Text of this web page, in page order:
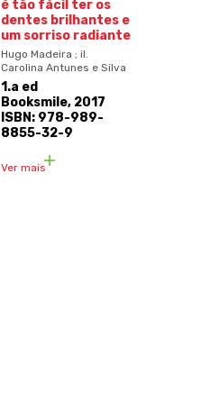
é tão fácil ter os
dentes brilhantes e
um sorriso radiante
Hugo Madeira ; il.
Carolina Antunes e Silva
1.a ed
Booksmile, 2017
ISBN: 978-989-
8855-32-9
Ver mais